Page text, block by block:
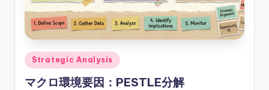
Posted
in
Strategic Analysis
マクロ環境要因：PESTLE分解